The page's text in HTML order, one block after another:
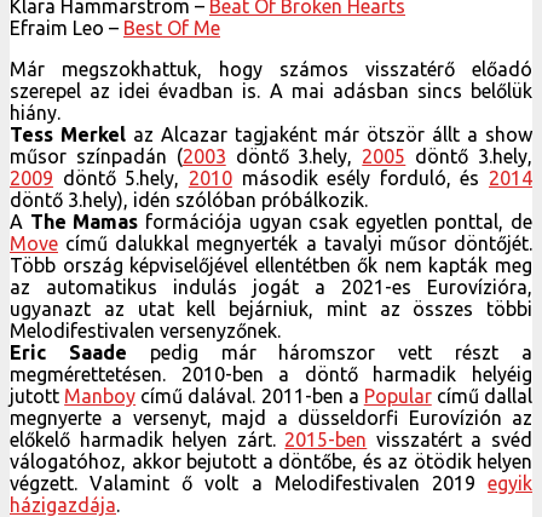
Klara Hammarström – Beat Of Broken Hearts
Efraim Leo – Best Of Me
Már megszokhattuk, hogy számos visszatérő előadó
szerepel az idei évadban is. A mai adásban sincs belőlük
hiány.
Tess Merkel az Alcazar tagjaként már ötször állt a show
műsor színpadán (2003 döntő 3.hely, 2005 döntő 3.hely,
2009 döntő 5.hely, 2010második esély forduló, és 2014
döntő 3.hely), idén szólóban próbálkozik.
A The Mamas formációja ugyan csak egyetlen ponttal, de
Move című dalukkal megnyerték a tavalyi műsor döntőjét.
Több ország képviselőjével ellentétben ők nem kapták meg
az automatikus indulás jogát a 2021-es Eurovízióra,
ugyanazt az utat kell bejárniuk, mint az összes többi
Melodifestivalen versenyzőnek.
Eric Saade pedig már háromszor vett részt a
megmérettetésen. 2010-ben a döntő harmadik helyéig
jutott Manboy című dalával. 2011-ben a Popularcímű dallal
megnyerte a versenyt, majd a düsseldorfi Eurovízión az
előkelő harmadik helyen zárt. 2015-ben visszatért a svéd
válogatóhoz, akkor bejutott a döntőbe, és az ötödik helyen
végzett. Valamint ő volt a Melodifestivalen 2019 egyik
házigazdája